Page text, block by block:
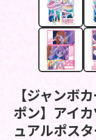
【ジャンボ
ポン】アイ
ュアルポス